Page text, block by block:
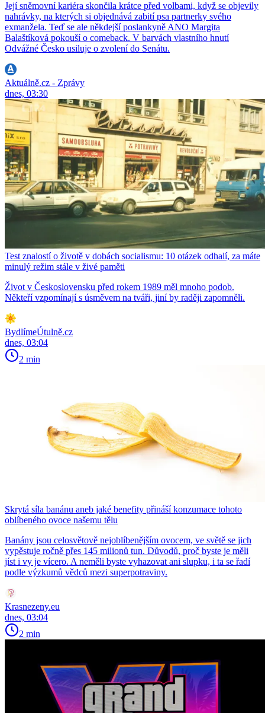
Její sněmovní kariéra skončila krátce před volbami, když se objevily
nahrávky, na kterých si objednává zabití psa partnerky svého
exmanžela. Teď se ale někdejší poslankyně ANO Margita
Balaštíková pokouší o comeback. V barvách vlastního hnutí
Odvážné Česko usiluje o zvolení do Senátu.
Aktuálně.cz - Zprávy
dnes, 03:30
Test znalostí o životě v dobách socialismu: 10 otázek odhalí, za máte
minulý režim stále v živé paměti
Život v Československu před rokem 1989 měl mnoho podob.
Někteří vzpomínají s úsměvem na tváři, jiní by raději zapomněli.
BydlímeÚtulně.cz
dnes, 03:04
2 min
Skrytá síla banánu aneb jaké benefity přináší konzumace tohoto
oblíbeného ovoce našemu tělu
Banány jsou celosvětově nejoblíbenějším ovocem, ve světě se jich
vypěstuje ročně přes 145 milionů tun. Důvodů, proč byste je měli
jíst i vy je vícero. A neměli byste vyhazovat ani slupku, i ta se řadí
podle výzkumů vědců mezi superpotraviny.
Krasnezeny.eu
dnes, 03:04
2 min